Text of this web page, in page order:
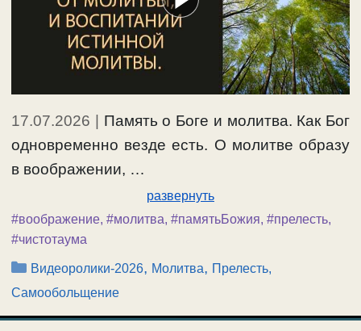
17.07.2026
Память о Боге и молитва. Как Бог
одновременно везде есть. О молитве образу
в воображении, …
развернуть
#воображение, #молитва, #памятьБожия, #прелесть,
#чистотаума
Рубрики
Видеоролики-2026, Молитва, Прелесть,
Самообольщение